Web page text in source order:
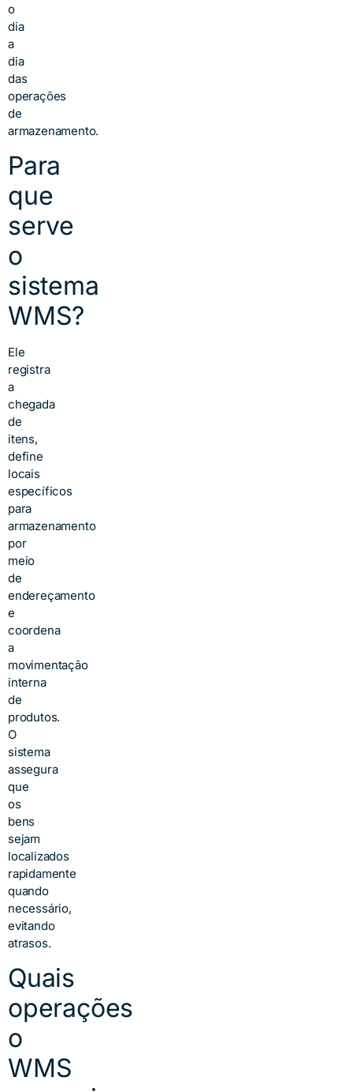
o
dia
a
dia
das
operações
de
armazenamento.
Para
que
serve
o
sistema
WMS?
Ele
registra
a
chegada
de
itens,
define
locais
específicos
para
armazenamento
por
meio
de
endereçamento
e
coordena
a
movimentação
interna
de
produtos.
O
sistema
assegura
que
os
bens
sejam
localizados
rapidamente
quando
necessário,
evitando
atrasos.
Quais
operações
o
WMS